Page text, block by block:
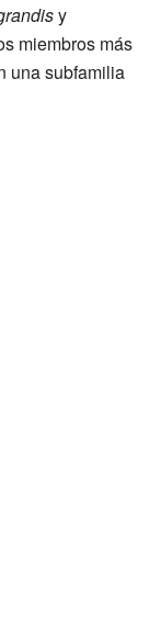
y
miembros más
una subfamilia